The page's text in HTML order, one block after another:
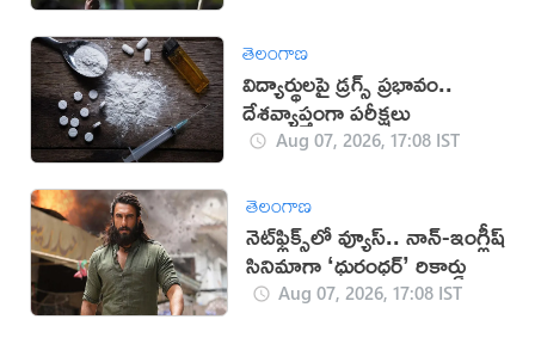
తెలంగాణ
విద్యార్థులపై డ్రగ్స్ ప్రభావం..
దేశవ్యాప్తంగా పరీక్షలు
Aug 07, 2026, 17:08 IST
తెలంగాణ
నెట్‌ఫ్లిక్స్‌లో వ్యూస్.. నాన్-ఇంగ్లీష్
సినిమాగా ‘ధురంధర్’ రికార్డు
Aug 07, 2026, 17:08 IST